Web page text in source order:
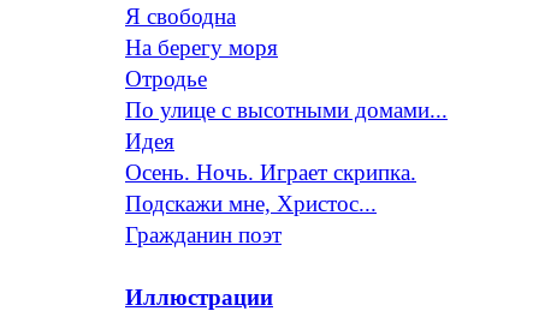
Я свободна
На берегу моря
Отродье
По улице с высотными домами...
Идея
Осень. Ночь. Играет скрипка.
Подскажи мне, Христос...
Гражданин поэт
Иллюстрации